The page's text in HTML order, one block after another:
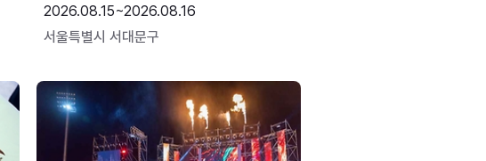
2026.08.15~2026.08.16
서울특별시 서대문구